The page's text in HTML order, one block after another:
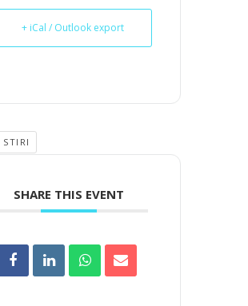
+ iCal / Outlook export
STIRI
SHARE THIS EVENT